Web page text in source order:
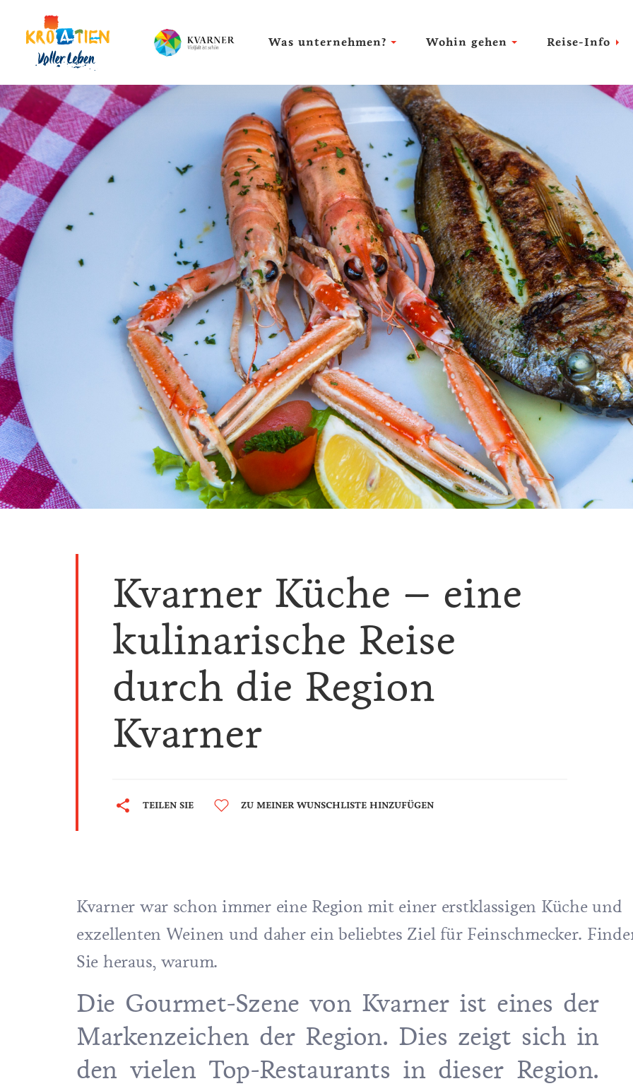
Was unternehmen? Wohin gehen Reise-Info
Kvarner Küche – eine
kulinarische Reise
durch die Region
Kvarner
TEILEN SIE ZU MEINER WUNSCHLISTE HINZUFÜGEN
Kvarner war schon immer eine Region mit einer erstklassigen Küche und
exzellenten Weinen und daher ein beliebtes Ziel für Feinschmecker.
Sie heraus, warum.
Die Gourmet-Szene von Kvarner ist eines der
Markenzeichen der Region. Dies zeigt sich in
den vielen Top-Restaurants in dieser Region.